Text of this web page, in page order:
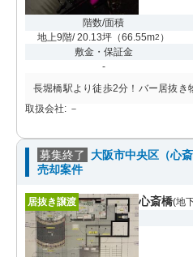
階数/面積
地上9階/ 20.13坪 （66.55m2 ）
敷金・保証金
-
長堀橋駅より徒歩2分！バー居抜き
取扱会社: －
募集終了
大阪市中央区（心
売却案件
居抜き譲渡 心斎橋(地